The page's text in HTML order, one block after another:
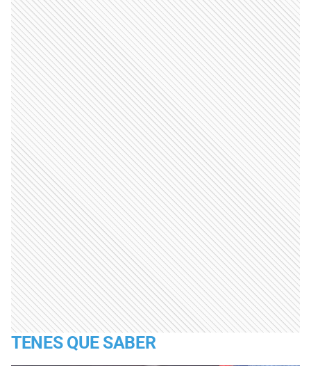
TENES QUE SABER